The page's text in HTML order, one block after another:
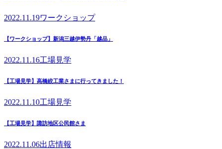
2022.11.19ワークショップ
【ワークショップ】新潟三越伊勢丹「越品」
2022.11.16工場見学
【工場見学】高橋絞工業さまに行ってきました！
2022.11.10工場見学
【工場見学】諏訪地区公民館さま
2022.11.06出店情報